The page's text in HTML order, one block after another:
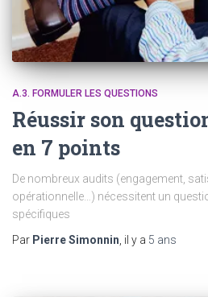
A.3. FORMULER LES QUESTIONS
Réussir son
en 7 points
De nombreux audits (engagement,
opérationnelle…) nécessitent un
spécifiques
Par Pierre Simonnin , il y a 5 ans